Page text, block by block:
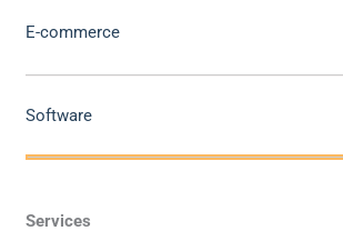
E-commerce
Software
Services